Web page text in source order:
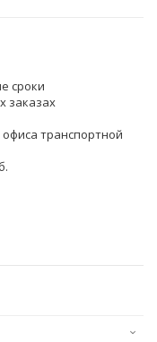
сроки
заказах
транспортной